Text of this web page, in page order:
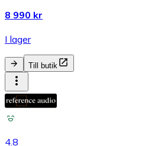
8 990 kr
I lager
Till butik
4.8